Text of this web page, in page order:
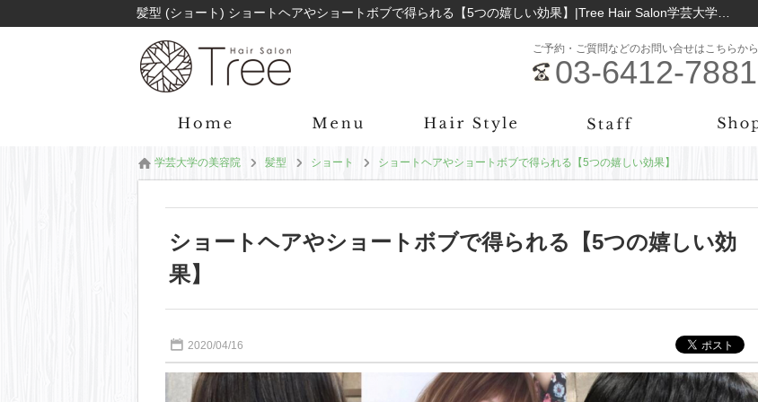
ご予約・ご質問などのお問い合せはこちらから
03-6412-7881
学芸大学の美容院 髪型 ショート ショートヘアやショートボブで得られる【5つの嬉しい効果】
ショートヘアやショートボブで得られる【5つの嬉しい効
果】
2020/04/16